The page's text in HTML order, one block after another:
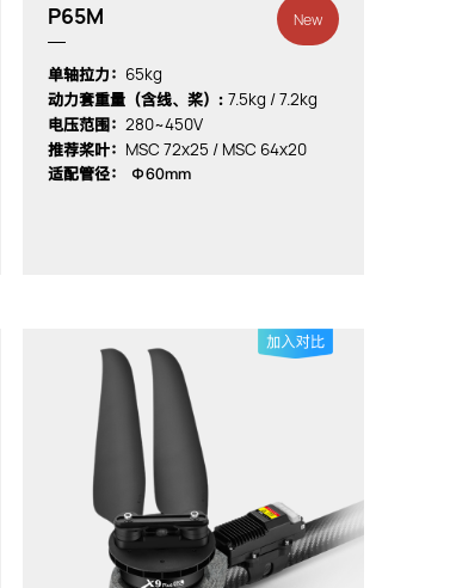
P65M New
单轴拉力： 65kg
动力套重量（含线、桨）: 7.5kg / 7.2kg
电压范围： 280~450V
推荐桨叶： MSC 72x25 / MSC 64x20
适配管径： Φ60mm